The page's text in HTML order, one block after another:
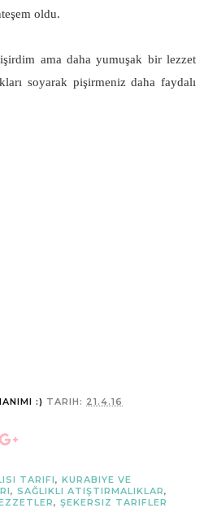
oldu.
ama daha yumuşak bir lezzet
soyarak pişirmeniz daha faydalı
:) TARIH: 21.4.16
TARIFI, KURABIYE VE
, SAĞLIKLI ATIŞTIRMALIKLAR,
, ŞEKERSIZ TARIFLER